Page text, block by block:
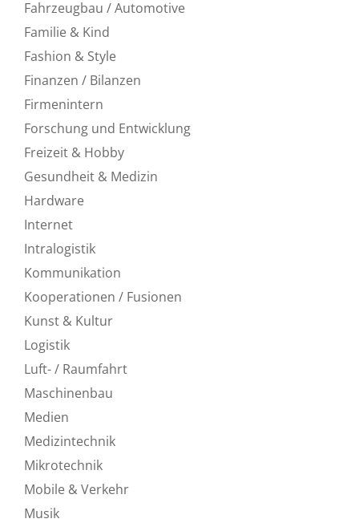
Fahrzeugbau / Automotive
Familie & Kind
Fashion & Style
Finanzen / Bilanzen
Firmenintern
Forschung und Entwicklung
Freizeit & Hobby
Gesundheit & Medizin
Hardware
Internet
Intralogistik
Kommunikation
Kooperationen / Fusionen
Kunst & Kultur
Logistik
Luft- / Raumfahrt
Maschinenbau
Medien
Medizintechnik
Mikrotechnik
Mobile & Verkehr
Musik